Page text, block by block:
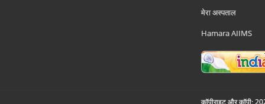
मेरा अस्पताल
Hamara AIIMS
कॉपीराइट और कॉपी;